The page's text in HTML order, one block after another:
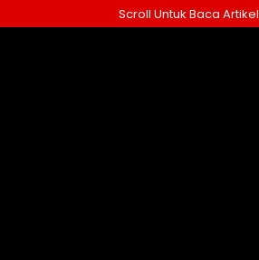
ke
Scroll Untuk Baca Artikel